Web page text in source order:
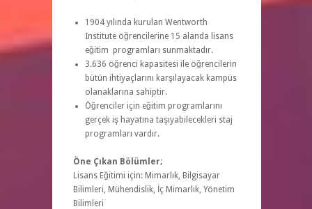
1904 yılında kurulan Wentworth
Institute öğrencilerine 15 alanda lisans
eğitim programları sunmaktadır.
3.636 öğrenci kapasitesi ile öğrencilerin
bütün ihtiyaçlarını karşılayacak kampüs
olanaklarına sahiptir.
Öğrenciler için eğitim programlarını
gerçek iş hayatına taşıyabilecekleri staj
programları vardır.
Öne Çıkan Bölümler;
Lisans Eğitimi için: Mimarlık, Bilgisayar
Bilimleri, Mühendislik, İç Mimarlık, Yönetim
Bilimleri